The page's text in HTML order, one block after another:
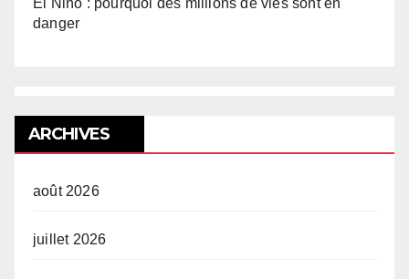
El Niño : pourquoi des millions de vies sont en
danger
ARCHIVES
août 2026
juillet 2026